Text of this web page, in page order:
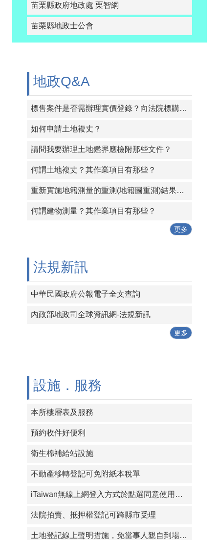
苗栗縣政府地政處 栗智網
苗栗縣地政士公會
地政Q&A
標售案件是否需辦理實價登錄？向法院標購法拍屋，是否需辦理實價登錄？
如何申請土地複丈？
請問我要辦理土地鑑界應檢附那些文件？
何謂土地複丈？其作業項目有那些？
重新實施地籍測量的重測(地籍圖重測)結果，應經過那些程序才算確定？
何謂建物測量？其作業項目有那些？
更多
法規新訊
中華民國政府公報電子全文查詢
內政部地政司全球資訊網-法規新訊
更多
設施．服務
本所樓層表及服務
預約收件好便利
衛生棉補給站設施
不動產移轉登記可免附紙本稅單
iTaiwan無線上網登入方式於點選同意使用條款後即可上網
法院拍賣、抵押權登記可跨縣市受理
土地登記線上聲明措施，免當事人親自到場核對身分